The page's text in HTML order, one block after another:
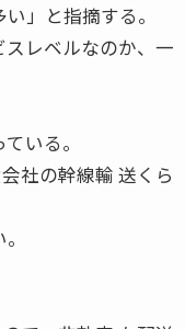
」と指摘する。
レベルなのか、一
いる。
社の幹線輸 送くら